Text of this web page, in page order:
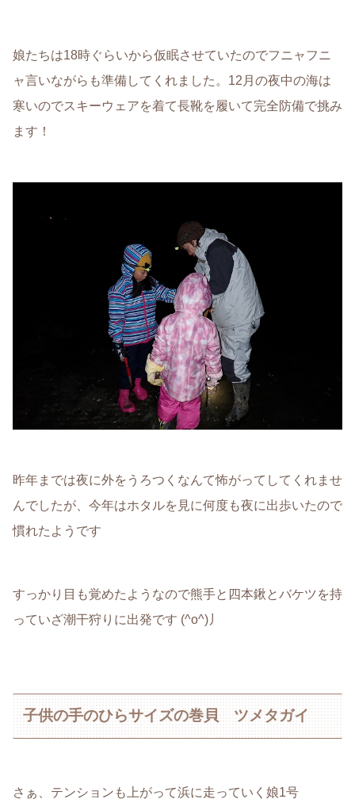
娘たちは18時ぐらいから仮眠させていたのでフニャフニ
ャ言いながらも準備してくれました。12月の夜中の海は
寒いのでスキーウェアを着て長靴を履いて完全防備で挑み
ます！
昨年までは夜に外をうろつくなんて怖がってしてくれませ
んでしたが、今年はホタルを見に何度も夜に出歩いたので
慣れたようです
すっかり目も覚めたようなので熊手と四本鍬とバケツを持
っていざ潮干狩りに出発です (^o^)丿
子供の手のひらサイズの巻貝 ツメタガイ
さぁ、テンションも上がって浜に走っていく娘1号